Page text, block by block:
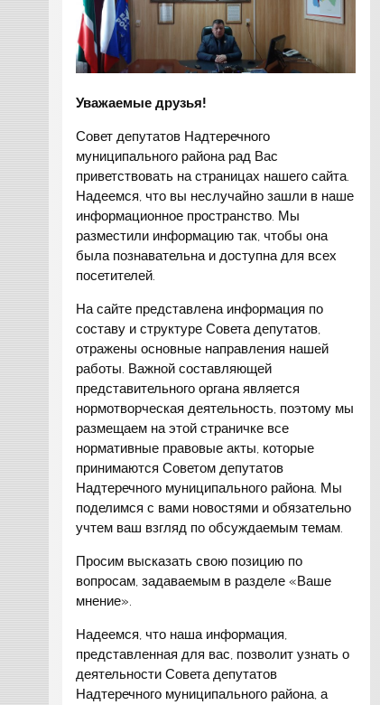
Уважаемые друзья!
Совет депутатов Надтеречного
муниципального района рад Вас
приветствовать на страницах нашего сайта.
Надеемся, что вы неслучайно зашли в наше
информационное пространство. Мы
разместили информацию так, чтобы она
была познавательна и доступна для всех
посетителей.
На сайте представлена информация по
составу и структуре Совета депутатов,
отражены основные направления нашей
работы. Важной составляющей
представительного органа является
нормотворческая деятельность, поэтому мы
размещаем на этой страничке все
нормативные правовые акты, которые
принимаются Советом депутатов
Надтеречного муниципального района. Мы
поделимся с вами новостями и обязательно
учтем ваш взгляд по обсуждаемым темам.
Просим высказать свою позицию по
вопросам, задаваемым в разделе «Ваше
мнение».
Надеемся, что наша информация,
представленная для вас, позволит узнать о
деятельности Совета депутатов
Надтеречного муниципального района, а